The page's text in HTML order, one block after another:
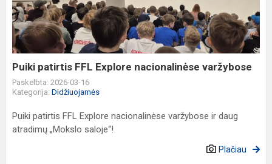
Explore
nacionalinėse
varžybose
Puiki patirtis FFL Explore nacionalinėse varžybose
Paskelbta: 2026-03-16
Kategorija: Didžiuojamės
Puiki patirtis FFL Explore nacionalinėse varžybose ir daug
atradimų „Mokslo saloje“!
Plačiau